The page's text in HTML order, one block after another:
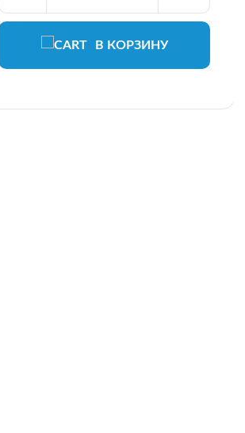
В КОРЗИНУ